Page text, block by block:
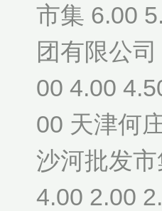
市集 6.00
团有限公
00 4.00
00 天津何
沙河批发
4.00 2.00